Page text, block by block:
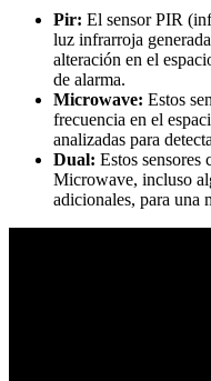
Pir: El sensor PIR
luz infrarroja
alteración en el
de alarma.
Microwave: Estos
frecuencia en el
analizadas para
Dual: Estos
Microwave, incluso
adicionales, para una